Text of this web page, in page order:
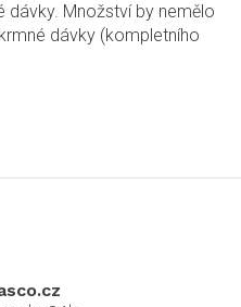
dávky. Množství by nemělo
dávky (kompletního